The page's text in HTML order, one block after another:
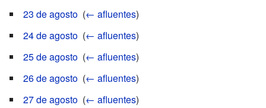
23 de agosto (← afluentes)
24 de agosto (← afluentes)
25 de agosto (← afluentes)
26 de agosto (← afluentes)
27 de agosto (← afluentes)